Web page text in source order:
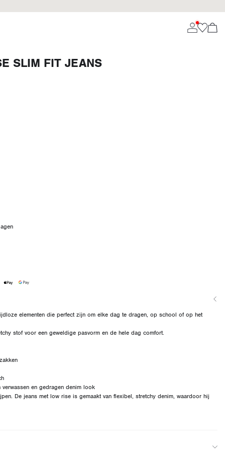
SLIM FIT JEANS
elementen die perfect zijn om elke dag te dragen, op school of op het
stof voor een geweldige pasvorm en de hele dag comfort.
en gedragen denim look
De jeans met low rise is gemaakt van flexibel, stretchy denim, waardoor hij